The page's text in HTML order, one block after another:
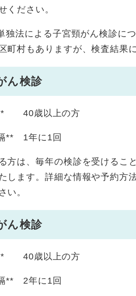
ください。
独法による子宮頸がん検診に
町村もありますが、検査結果
ん検診
40歳以上の方
** 1年に1回
方は、毎年の検診を受けるこ
します。詳細な情報や予約方
い。
ん検診
40歳以上の方
** 2年に1回